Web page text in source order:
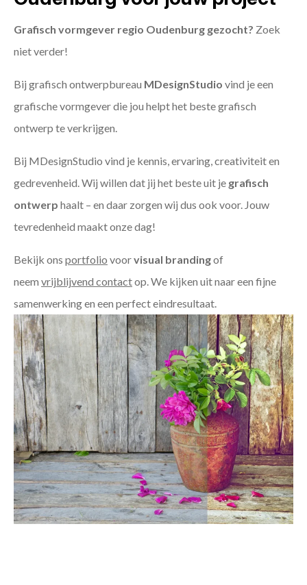
Grafisch vormgever regio Oudenburg gezocht? Zoek
niet verder!
Bij grafisch ontwerpbureau MDesignStudio vind je een
grafische vormgever die jou helpt het beste grafisch
ontwerp te verkrijgen.
Bij MDesignStudio vind je kennis, ervaring, creativiteit en
gedrevenheid. Wij willen dat jij het beste uit je grafisch
ontwerp haalt – en daar zorgen wij dus ook voor. Jouw
tevredenheid maakt onze dag!
Bekijk ons portfolio voorvisual brandingof
neem vrijblijvend contactop. We kijken uit naar een fijne
samenwerking en een perfect eindresultaat.